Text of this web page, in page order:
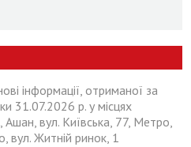
інформації, отриманої за
31.07.2026 р. у місцях
вул. Київська, 77, Метро,
вул. Житній ринок, 1